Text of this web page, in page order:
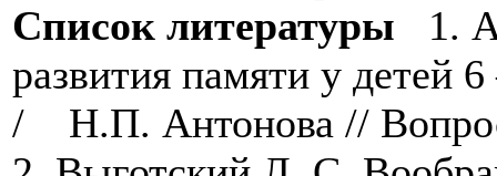
Список литературы
1.
развития памяти у детей
/ Н.П. Антонова //